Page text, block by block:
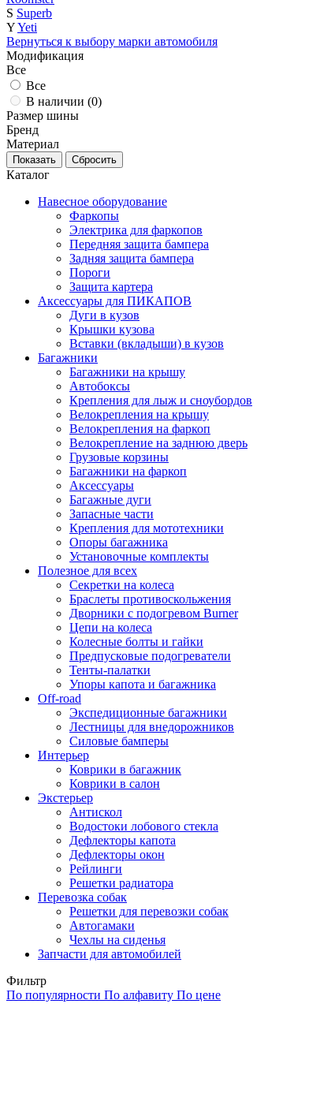
S Superb
YYeti
Вернуться к выбору марки автомобиля
Модификация
Все
Все
В наличии (0)
Размер шины
Бренд
Материал
Каталог
Навесное оборудование
Фаркопы
Электрика для фаркопов
Передняя защита бампера
Задняя защита бампера
Пороги
Защита картера
Аксессуары для ПИКАПОВ
Дуги в кузов
Крышки кузова
Вставки (вкладыши) в кузов
Багажники
Багажники на крышу
Автобоксы
Крепления для лыж и сноубордов
Велокрепления на крышу
Велокрепления на фаркоп
Велокрепление на заднюю дверь
Грузовые корзины
Багажники на фаркоп
Аксессуары
Багажные дуги
Запасные части
Крепления для мототехники
Опоры багажника
Установочные комплекты
Полезное для всех
Секретки на колеса
Браслеты противоскольжения
Дворники с подогревом Burner
Цепи на колеса
Колесные болты и гайки
Предпусковые подогреватели
Тенты-палатки
Упоры капота и багажника
Off-road
Экспедиционные багажники
Лестницы для внедорожников
Силовые бамперы
Интерьер
Коврики в багажник
Коврики в салон
Экстерьер
Антискол
Водостоки лобового стекла
Дефлекторы капота
Дефлекторы окон
Рейлинги
Решетки радиатора
Перевозка собак
Решетки для перевозки собак
Автогамаки
Чехлы на сиденья
Запчасти для автомобилей
Фильтр
По популярности По алфавиту По цене